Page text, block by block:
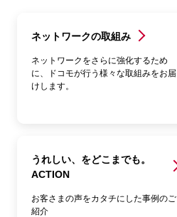
ネットワークの取組み
ネットワークをさらに強化するため
に、ドコモが行う様々な取組みをお届
けします。
うれしい、をどこまでも。
ACTION
お客さまの声をカタチにした事例のご
紹介